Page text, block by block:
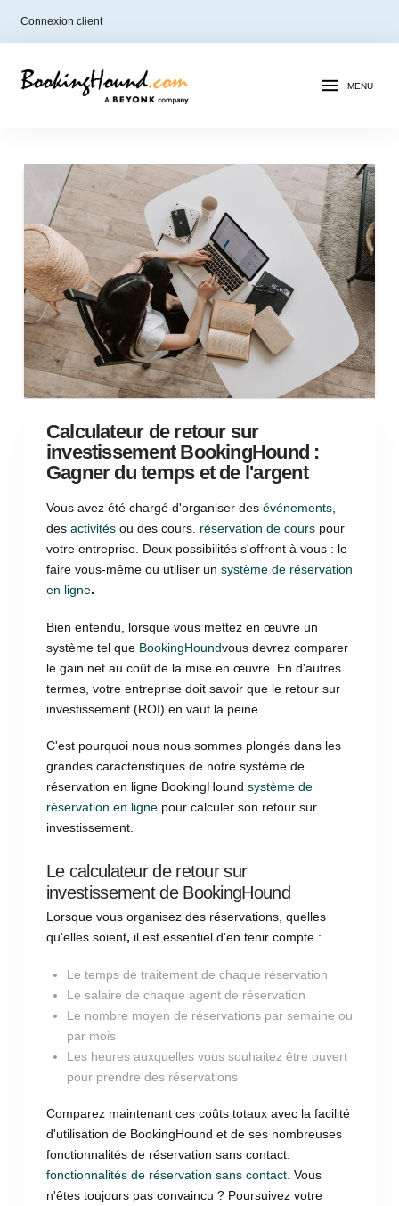
Connexion client
MENU
Calculateur de retour sur
investissement BookingHound :
Gagner du temps et de l'argent
Vous avez été chargé d'organiser des événements,
des activitésou des cours. réservation de cours pour
votre entreprise. Deux possibilités s'offrent à vous : le
faire vous-même ou utiliser un système de réservation
en ligne.
Bien entendu, lorsque vous mettez en œuvre un
système tel que BookingHoundvous devrez comparer
le gain net au coût de la mise en œuvre. En d'autres
termes, votre entreprise doit savoir que le retour sur
investissement (ROI) en vaut la peine.
C'est pourquoi nous nous sommes plongés dans les
grandes caractéristiques de notre système de
réservation en ligne BookingHound système de
réservation en ligne pour calculer son retour sur
investissement.
Le calculateur de retour sur
investissement de BookingHound
Lorsque vous organisez des réservations, quelles
qu'elles soient, il est essentiel d'en tenir compte :
Le temps de traitement de chaque réservation
Le salaire de chaque agent de réservation
Le nombre moyen de réservations par semaine ou
par mois
Les heures auxquelles vous souhaitez être ouvert
pour prendre des réservations
Comparez maintenant ces coûts totaux avec la facilité
d'utilisation de BookingHound et de ses nombreuses
fonctionnalités de réservation sans contact.
fonctionnalités de réservation sans contact. Vous
n'êtes toujours pas convaincu ? Poursuivez votre